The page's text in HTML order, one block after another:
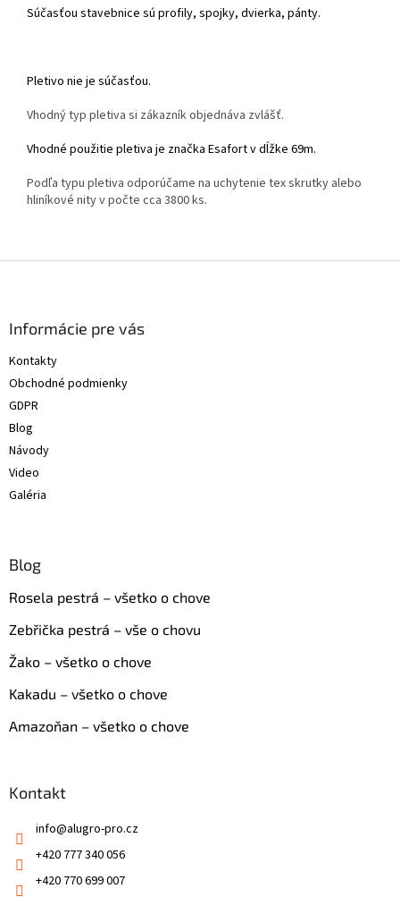
Súčasťou stavebnice sú profily, spojky, dvierka, pánty.
Pletivo nie je súčasťou.
Vhodný typ pletiva si zákazník objednáva zvlášť.
Vhodné použitie pletiva je značka Esafort v dĺžke 69m.
Podľa typu pletiva odporúčame na uchytenie tex skrutky alebo
hliníkové nity v počte cca 3800 ks.
Informácie pre vás
Kontakty
Obchodné podmienky
GDPR
Blog
Návody
Video
Galéria
Blog
Rosela pestrá – všetko o chove
Zebřička pestrá – vše o chovu
Žako – všetko o chove
Kakadu – všetko o chove
Amazoňan – všetko o chove
Kontakt
info@alugro-pro.cz
+420 777 340 056
+420 770 699 007